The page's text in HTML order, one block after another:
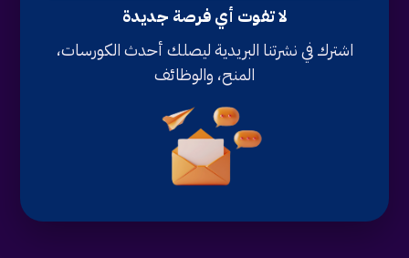
لا تفوت أي فرصة جديدة
اشترك في نشرتنا البريدية ليصلك أحدث الكورسات،
المنح، والوظائف